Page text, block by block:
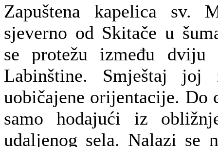
Zapuštena kapelica sv.
sjeverno od Skitače u
se protežu između dviju
Labinštine. Smještaj joj
uobičajene orijentacije. Do
samo hodajući iz
udaljenog sela. Nalazi se